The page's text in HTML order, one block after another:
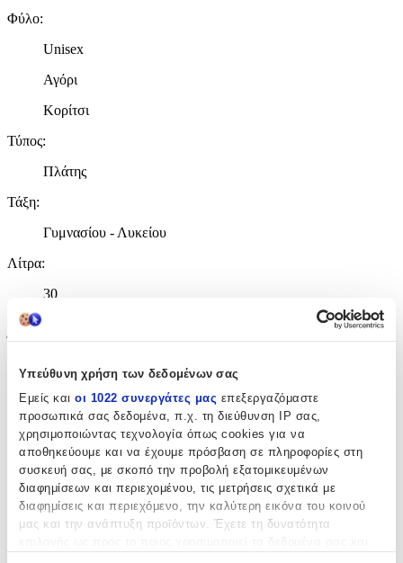
Υπεύθυνη χρήση των δεδομένων σας
Εμείς και οι 1022 συνεργάτες μας επεξεργαζόμαστε
προσωπικά σας δεδομένα, π.χ. τη διεύθυνση IP σας,
χρησιμοποιώντας τεχνολογία όπως cookies για να
αποθηκεύουμε και να έχουμε πρόσβαση σε πληροφορίες στη
συσκευή σας, με σκοπό την προβολή εξατομικευμένων
διαφημίσεων και περιεχομένου, τις μετρήσεις σχετικά με
διαφημίσεις και περιεχόμενο, την καλύτερη εικόνα του κοινού
μας και την ανάπτυξη προϊόντων. Έχετε τη δυνατότητα
Φύλο:
Unisex
Αγόρι
Κορίτσι
Τύπος:
Πλάτης
Τάξη:
Γυμνασίου - Λυκείου
Λίτρα:
30
Έξτρα:
Ανατομική Πλάτη
Διαστάσεις
Μήκος:
31
cm
Πλάτος:
20